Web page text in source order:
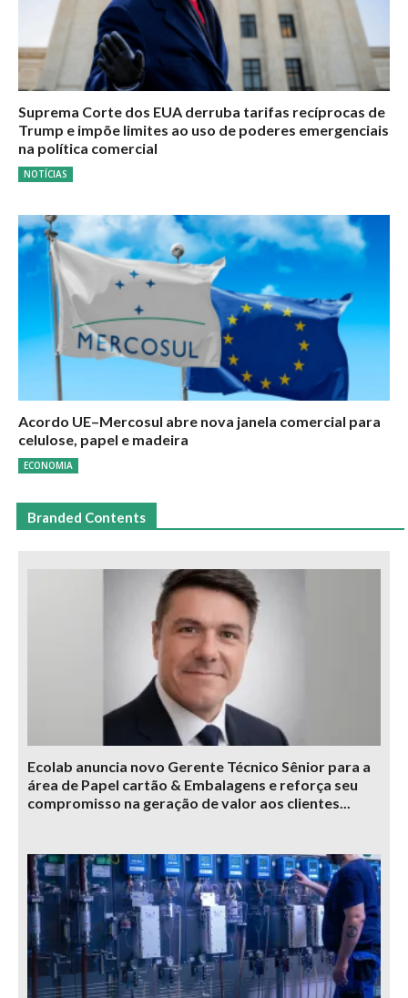
Suprema Corte dos EUA derruba tarifas recíprocas de
Trump e impõe limites ao uso de poderes emergenciais
na política comercial
NOTÍCIAS
Acordo UE–Mercosul abre nova janela comercial para
celulose, papel e madeira
ECONOMIA
Branded Contents
Ecolab anuncia novo Gerente Técnico Sênior para a
área de Papel cartão & Embalagens e reforça seu
compromisso na geração de valor aos clientes...